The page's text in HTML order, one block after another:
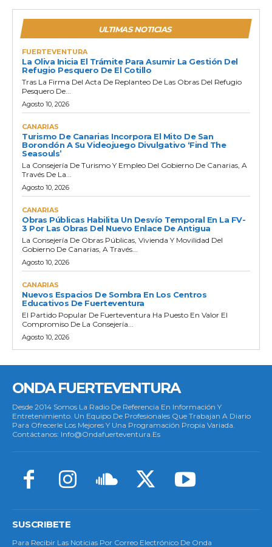
ULTIMAS NOTICIAS
FUERTEVENTURA
La Oliva Inicia El Trámite Para Asumir La Gestión Del
Refugio Pesquero De El Cotillo
Tras La Firma Del Acta De Replanteo De Las Obras Del Refugio
Pesquero De...
Agosto 10, 2026
CANARIAS
Turismo De Canarias Incorpora El Mito De San
Borondón A Su Videojuego Divulgativo ‘Find The
Seasouls’
La Consejería De Turismo Y Empleo Del Gobierno De Canarias, A
Través De La...
Agosto 10, 2026
CANARIAS
Obras Públicas Habilita Un Desvío Temporal En La FV-
3 Por Las Obras Del Nuevo Enlace De Antigua
La Consejería De Obras Públicas, Vivienda Y Movilidad Del
Gobierno De Canarias, A Través...
Agosto 10, 2026
CANARIAS
Nuevos Espacios De Sombra En Los Centros
Educativos De Fuerteventura
El Partido Popular De Fuerteventura Ha Puesto En Valor El
Compromiso De La Consejería...
Agosto 10, 2026
ONDA FUERTEVENTURA
Desde 2014 Somos La Radio De Referencia En Información Y
Entretenimiento. Un Equipo De Profesionales Que Trabajan A Diario
Para Ofrecerle Los Mejores Y Una Programación Propia Variada.
Contáctanos: Info@ondafuerteventura.es
SUSCRIBETE
Para Recibir Las Noticias Por Correo Electrónico De Onda